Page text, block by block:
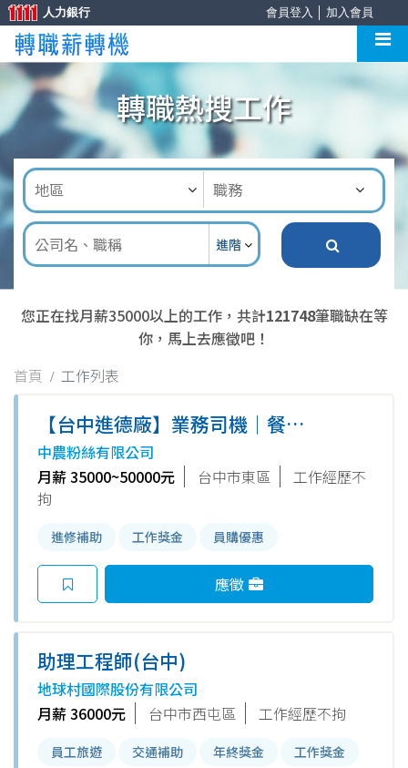
會員登入 加入會員
人力銀行
轉職熱搜工作
進階
您正在找月薪35000以上的工作，共計121748筆職缺在等
你，馬上去應徵吧！
首頁
工作列表
【台中進德廠】業務司機｜餐飲
通路開發／巡補配送｜大台中地
區
中農粉絲有限公司
月薪 35000~50000元
台中市東區
工作經歷不
拘
進修補助 工作獎金 員購優惠
應徵
助理工程師(台中)
地球村國際股份有限公司
月薪 36000元
台中市西屯區 工作經歷不拘
員工旅遊 交通補助 年終獎金 工作獎金